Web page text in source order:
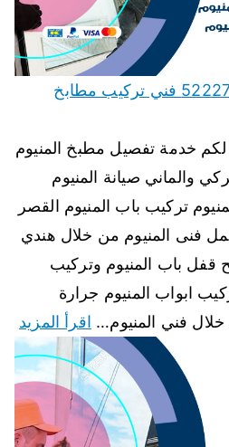
فني المنيوم القصر 52227343 فني تركيب مطابخ
لكم خدمة تفصيل مطبخ المنيوم
والماني صيانة المنيوم
تركيب باب المنيوم القصر
فنى المنيوم من خلال هندي
قفل باب المنيوم وتركيب
ابواب المنيوم جرارة
فني المنيوم… اقرأ المزيد